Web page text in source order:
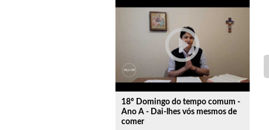
play_circle_outline
18º Domingo do tempo comum -
Ano A - Dai-lhes vós mesmos de
comer